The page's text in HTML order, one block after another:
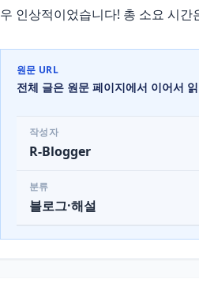
우 인상적이었습니다! 총 소요 시간
원문 URL
전체 글은 원문 페이지에서 이어서
작성자
R-Blogger
분류
블로그·해설